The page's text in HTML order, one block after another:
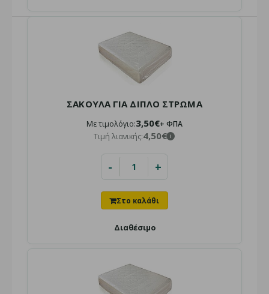
ΣΑΚΟΥΛΑ COURIER 60X65+5
Τιμή χονδρικής:0,21€ + ΦΠΑ
Τιμή λιανικής:0,28€
Αναμένεται
ΣΑΚΟΥΛΑ ΓΙΑ ΔΙΠΛΟ ΣΤΡΩΜΑ
Με τιμολόγιο:3,50€+ ΦΠΑ
Τιμή λιανικής:4,50€ i
- +
Διαθέσιμο